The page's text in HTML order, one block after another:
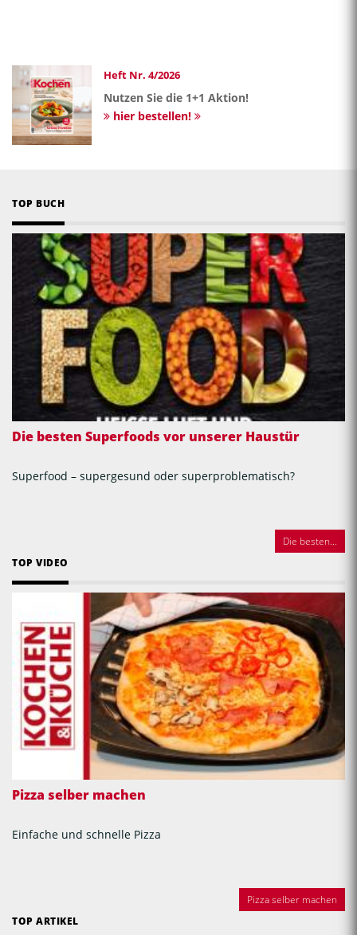
Heft Nr. 4/2026
Nutzen Sie die 1+1 Aktion!
hier bestellen!
TOP BUCH
Die besten Superfoods vor unserer Haustür
Superfood – supergesund oder superproblematisch?
Die besten...
TOP VIDEO
Pizza selber machen
Einfache und schnelle Pizza
Pizza selber machen
TOP ARTIKEL